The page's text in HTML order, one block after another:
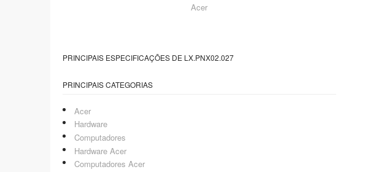
Acer
PRINCIPAIS ESPECIFICAÇÕES DE LX.PNX02.027
PRINCIPAIS CATEGORIAS
Acer
Hardware
Computadores
Hardware Acer
Computadores Acer